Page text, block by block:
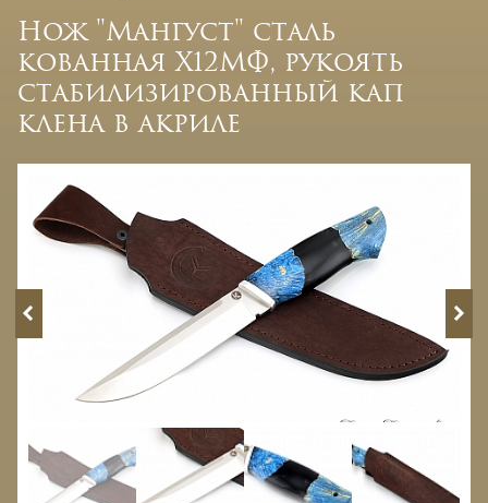
Нож "Мангуст" сталь
кованная Х12МФ, рукоять
стабилизированный кап
клена в акриле